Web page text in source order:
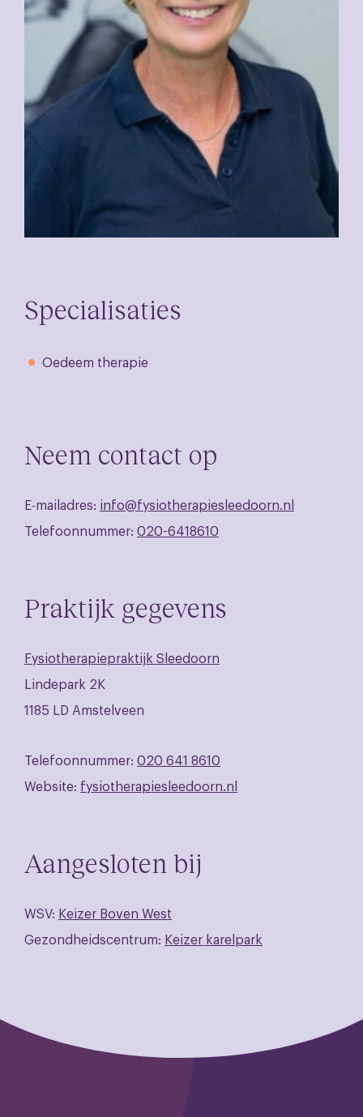
Specialisaties
Oedeem therapie
Neem contact op
E-mailadres: info@fysiotherapiesleedoorn.nl
Telefoonnummer: 020-6418610
Praktijk gegevens
Fysiotherapiepraktijk Sleedoorn
Lindepark 2K
1185 LD Amstelveen
Telefoonnummer: 020 641 8610
Website: fysiotherapiesleedoorn.nl
Aangesloten bij
WSV: Keizer Boven West
Gezondheidscentrum: Keizer karelpark